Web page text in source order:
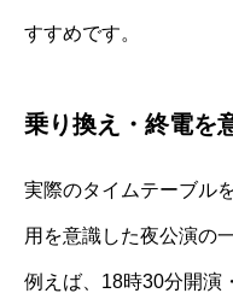
すすめです。
乗り換え・終電を
実際のタイムテーブル
用を意識した夜公演の
例えば、18時30分開演